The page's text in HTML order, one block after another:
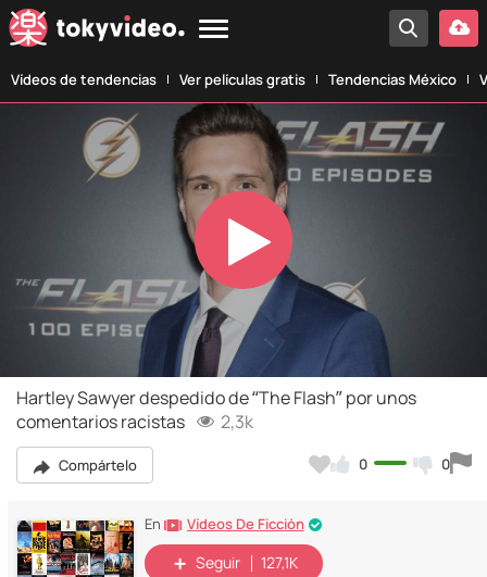
Vídeos de tendencias Ver películas gratis Tendencias México
Play
Video
Hartley Sawyer despedido de “The Flash” por unos
comentarios racistas
2,3k
Compártelo 0 0
En Vídeos De Ficción
Seguir 127,1K